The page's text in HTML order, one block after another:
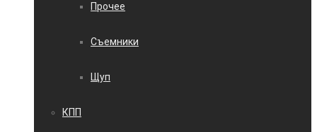
Прочее
Съемники
Щуп
КПП